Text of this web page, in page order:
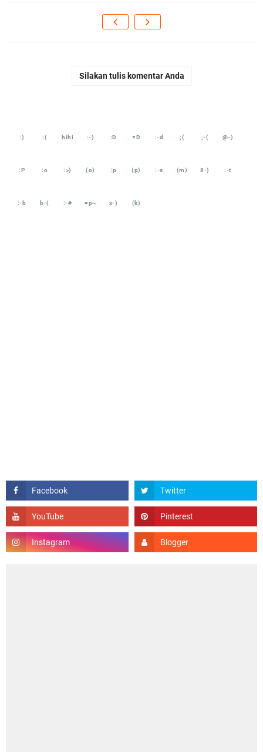
Silakan tulis komentar Anda
:) :( hihi :-) :D =D :-d ;( ;-( @-)
:P :o :>) (o) :p (p) :-s (m) 8-) :-t
:-b b-( :-# =p~ x-) (k)